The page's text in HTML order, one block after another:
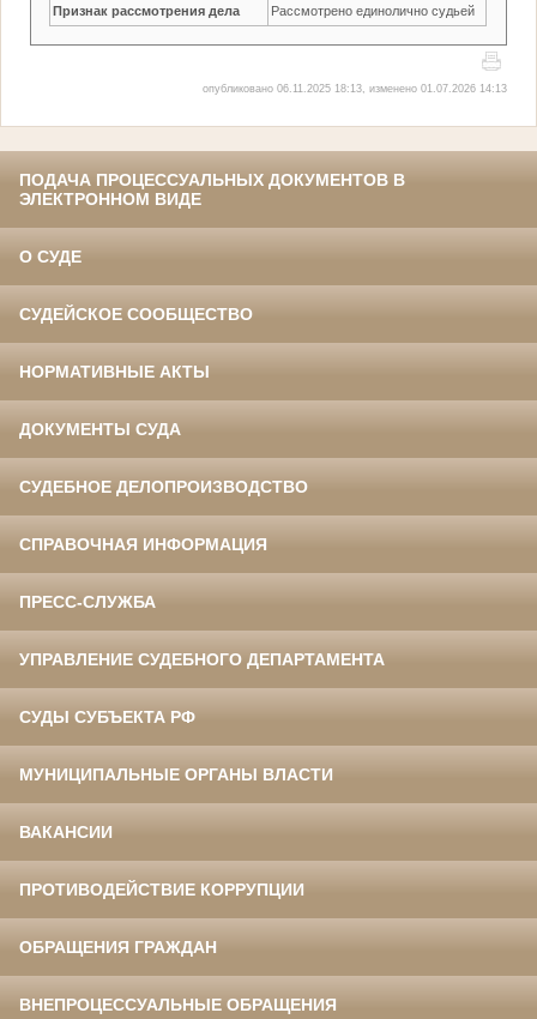
Признак рассмотрения дела Рассмотрено единолично судьей
опубликовано 06.11.2025 18:13, изменено 01.07.2026 14:13
ПОДАЧА ПРОЦЕССУАЛЬНЫХ ДОКУМЕНТОВ В
ЭЛЕКТРОННОМ ВИДЕ
О СУДЕ
СУДЕЙСКОЕ СООБЩЕСТВО
НОРМАТИВНЫЕ АКТЫ
ДОКУМЕНТЫ СУДА
СУДЕБНОЕ ДЕЛОПРОИЗВОДСТВО
СПРАВОЧНАЯ ИНФОРМАЦИЯ
ПРЕСС-СЛУЖБА
УПРАВЛЕНИЕ СУДЕБНОГО ДЕПАРТАМЕНТА
СУДЫ СУБЪЕКТА РФ
МУНИЦИПАЛЬНЫЕ ОРГАНЫ ВЛАСТИ
ВАКАНСИИ
ПРОТИВОДЕЙСТВИЕ КОРРУПЦИИ
ОБРАЩЕНИЯ ГРАЖДАН
ВНЕПРОЦЕССУАЛЬНЫЕ ОБРАЩЕНИЯ